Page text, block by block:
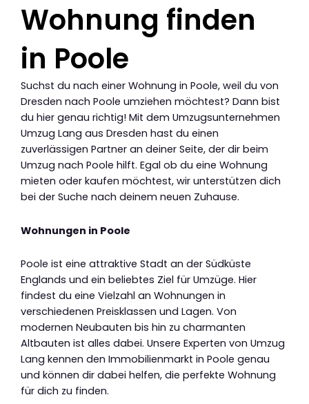
Wohnung finden
in Poole
Suchst du nach einer Wohnung in Poole, weil du von
Dresden nach Poole umziehen möchtest? Dann bist
du hier genau richtig! Mit dem Umzugsunternehmen
Umzug Lang aus Dresden hast du einen
zuverlässigen Partner an deiner Seite, der dir beim
Umzug nach Poole hilft. Egal ob du eine Wohnung
mieten oder kaufen möchtest, wir unterstützen dich
bei der Suche nach deinem neuen Zuhause.
Wohnungen in Poole
Poole ist eine attraktive Stadt an der Südküste
Englands und ein beliebtes Ziel für Umzüge. Hier
findest du eine Vielzahl an Wohnungen in
verschiedenen Preisklassen und Lagen. Von
modernen Neubauten bis hin zu charmanten
Altbauten ist alles dabei. Unsere Experten von Umzug
Lang kennen den Immobilienmarkt in Poole genau
und können dir dabei helfen, die perfekte Wohnung
für dich zu finden.